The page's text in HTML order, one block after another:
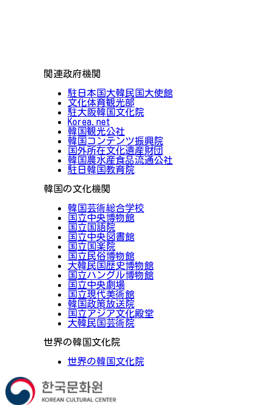
関連政府機関
駐日本国大韓民国大使館
文化体育観光部
駐大阪韓国文化院
Korea.net
韓国観光公社
韓国コンテンツ振興院
国外所在文化遺産財団
韓国農水産食品流通公社
駐日韓国教育院
韓国の文化機関
韓国芸術総合学校
国立中央博物館
国立国語院
国立中央図書館
国立国楽院
国立民俗博物館
大韓民国歴史博物館
国立ハングル博物館
国立中央劇場
国立現代美術館
韓国政策放送院
国立アジア文化殿堂
大韓民国芸術院
世界の韓国文化院
世界の韓国文化院